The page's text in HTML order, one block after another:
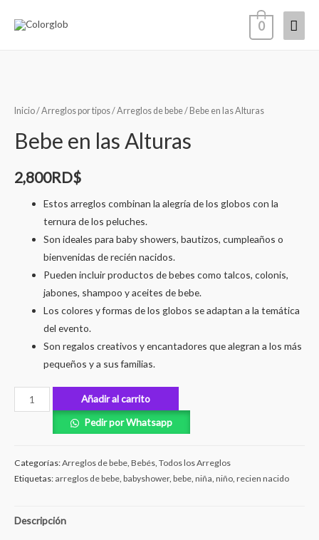
0
Inicio/Arreglos por tipos/Arreglos de bebe/ Bebe en las Alturas
Bebe en las Alturas
2,800RD$
Estos arreglos combinan la alegría de los globos con la
ternura de los peluches.
Son ideales para baby showers, bautizos, cumpleaños o
bienvenidas de recién nacidos.
Pueden incluir productos de bebes como talcos, colonis,
jabones, shampoo y aceites de bebe.
Los colores y formas de los globos se adaptan a la temática
del evento.
Son regalos creativos y encantadores que alegran a los más
pequeños y a sus familias.
Añadir al carrito
Pedir por Whatsapp
Categorías:Arreglos de bebe Bebés Todos los Arreglos
Etiquetas: arreglos de bebe babyshower, bebe niña niño recien nacido
Descripción